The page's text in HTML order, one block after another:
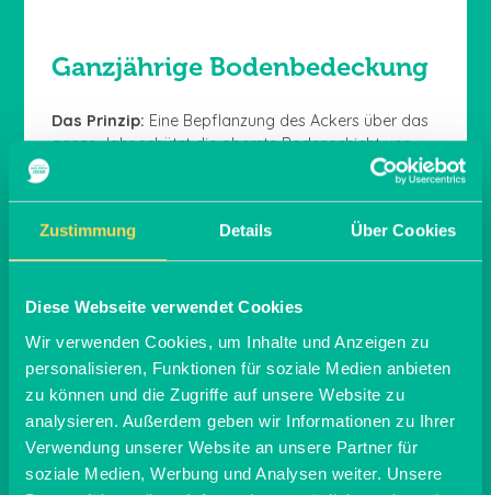
Zustimmung Details Über Cookies
Diese Webseite verwendet Cookies
Wir verwenden Cookies, um Inhalte und Anzeigen zu
personalisieren, Funktionen für soziale Medien anbieten
zu können und die Zugriffe auf unsere Website zu
analysieren. Außerdem geben wir Informationen zu Ihrer
Verwendung unserer Website an unsere Partner für
soziale Medien, Werbung und Analysen weiter. Unsere
Ganzjährige Bodenbedeckung
Das Prinzip: Eine Bepflanzung des Ackers über das
ganze Jahr schützt die oberste Bodenschicht vor
Die Verfahren:
Anbau von Zwischenfrüchten und
vielfältigen Fruchtfolgen
Bodenschicht besonders anfällig für Wettereinflüsse.
Boden Schutz vor Sonne, Wind und Regen. Dabei
sollten stets unterschiedliche Kulturen hintereinander
angebaut werden, von denen Teile als
Zwischenfrüchte in den Boden eingearbeitet werden
(siehe hohe Pflanzenvielfalt).